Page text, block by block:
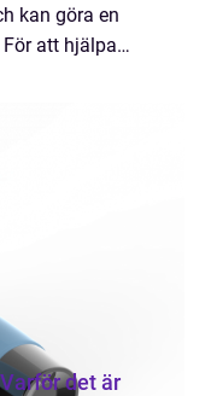
kan göra en
att hjälpa
det är